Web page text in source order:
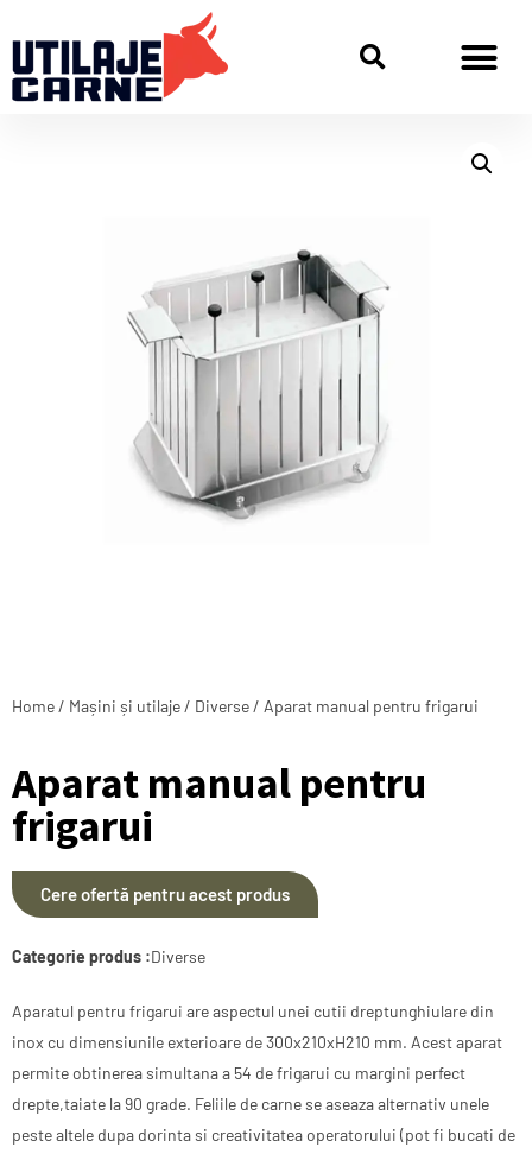
Home / Mașini și utilaje / Diverse / Aparat manual pentru frigarui
Aparat manual pentru
frigarui
Cere ofertă pentru acest produs
Categorie produs :Diverse
Aparatul pentru frigarui are aspectul unei cutii dreptunghiulare din
inox cu dimensiunile exterioare de 300x210xH210 mm. Acest aparat
permite obtinerea simultana a 54 de frigarui cu margini perfect
drepte,taiate la 90 grade. Feliile de carne se aseaza alternativ unele
peste altele dupa dorinta si creativitatea operatorului (pot fi bucati de